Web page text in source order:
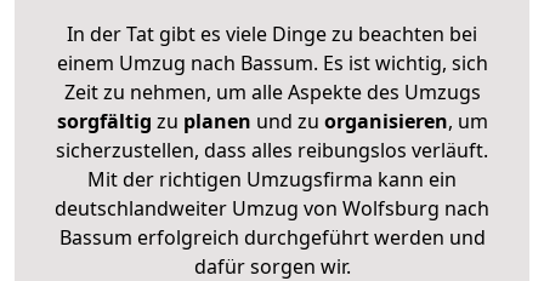
In der Tat gibt es viele Dinge zu beachten bei
einem Umzug nach Bassum. Es ist wichtig, sich
Zeit zu nehmen, um alle Aspekte des Umzugs
sorgfältig zu planen und zu organisieren, um
sicherzustellen, dass alles reibungslos verläuft.
Mit der richtigen Umzugsfirma kann ein
deutschlandweiter Umzug von Wolfsburg nach
Bassum erfolgreich durchgeführt werden und
dafür sorgen wir.